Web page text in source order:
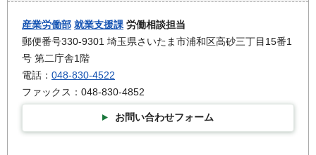
産業労働部 就業支援課 労働相談担当
郵便番号330-9301 埼玉県さいたま市浦和区高砂三丁目15番1
号 第二庁舎1階
電話： 048-830-4522
ファックス：048-830-4852
お問い合わせフォーム